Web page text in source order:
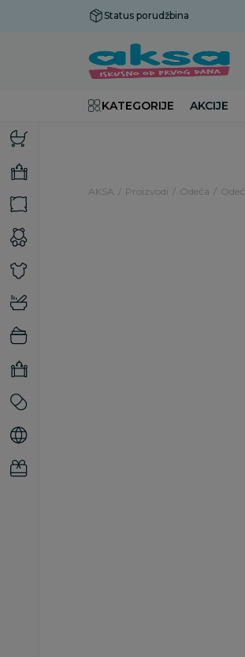
Status porudžbina
KATEGORIJE AKCIJE
AKSA Proizvodi Odeća